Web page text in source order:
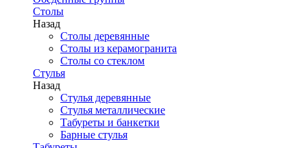
Столы
Назад
Столы деревянные
Столы из керамогранита
Столы со стеклом
Стулья
Назад
Стулья деревянные
Стулья металлические
Табуреты и банкетки
Барные стулья